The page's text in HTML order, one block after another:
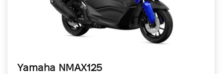
Yamaha NMAX125